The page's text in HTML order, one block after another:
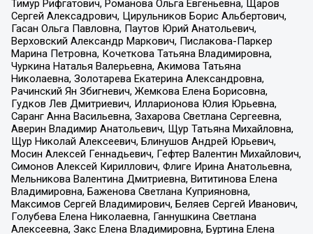
Тимур Рифгатович, Романова Ольга Евгеньевна, Щаров
Сергей Алексадрович, Цирульников Борис Альбертович,
Гасан Ольга Павловна, Паутов Юрий Анатольевич,
Верховский Александр Маркович, Пислакова-Паркер
Марина Петровна, Кочеткова Татьяна Владимировна,
Чуркина Наталья Валерьевна, Акимова Татьяна
Николаевна, Золотарева Екатерина Александровна,
Рачинский Ян Збигневич, Жемкова Елена Борисовна,
Гудков Лев Дмитриевич, Илларионова Юлия Юрьевна,
Саранг Анна Васильевна, Захарова Светлана Сергеевна,
Аверин Владимир Анатольевич, Щур Татьяна Михайловна,
Щур Николай Алексеевич, Блинушов Андрей Юрьевич,
Мосин Алексей Геннадьевич, Гефтер Валентин Михайлович,
Симонов Алексей Кириллович, Флиге Ирина Анатольевна,
Мельникова Валентина Дмитриевна, Вититинова Елена
Владимировна, Баженова Светлана Куприяновна,
Максимов Сергей Владимирович, Беляев Сергей Иванович,
Голубева Елена Николаевна, Ганнушкина Светлана
Алексеевна, Закс Елена Владимировна, Буртина Елена